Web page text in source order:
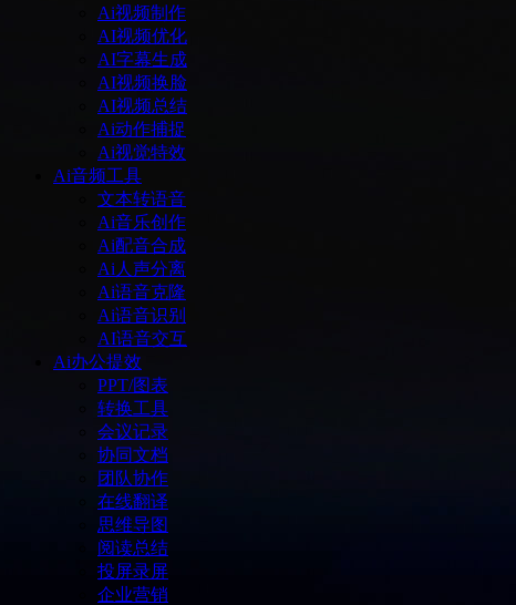
Ai视频制作
AI视频优化
AI字幕生成
AI视频换脸
AI视频总结
Ai动作捕捉
Ai视觉特效
Ai音频工具
文本转语音
Ai音乐创作
Ai配音合成
Ai人声分离
Ai语音克隆
Ai语音识别
AI语音交互
Ai办公提效
PPT/图表
转换工具
会议记录
协同文档
团队协作
在线翻译
思维导图
阅读总结
投屏录屏
企业营销